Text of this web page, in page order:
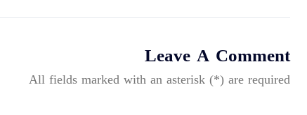
Leave A Comment
All fields marked with an asterisk (*) are required